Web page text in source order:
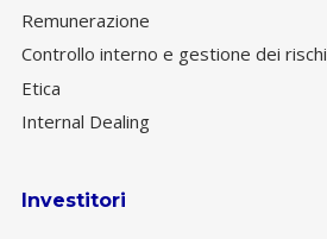
Remunerazione
Controllo interno e gestione dei rischi
Etica
Internal Dealing
Investitori